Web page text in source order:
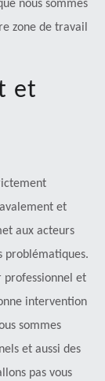
nous sommes
zone de travail
et
et
aux acteurs
problématiques.
professionnel et
intervention
sommes
et aussi des
pas vous